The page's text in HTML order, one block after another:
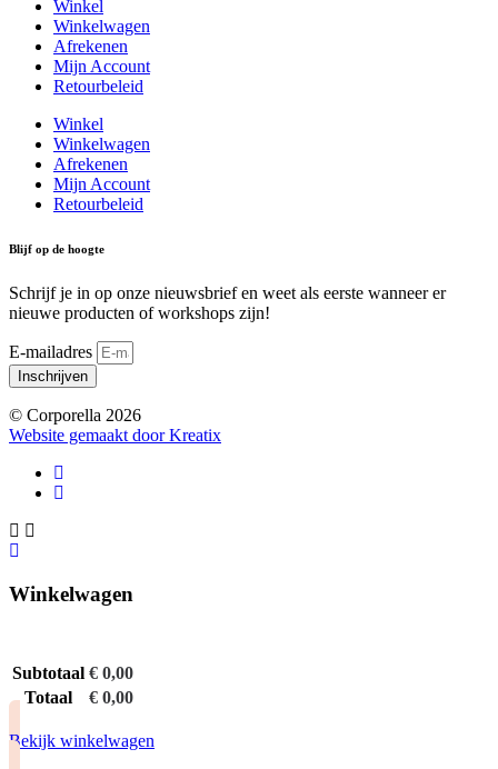
Winkel
Winkelwagen
Afrekenen
Mijn Account
Retourbeleid
Winkel
Winkelwagen
Afrekenen
Mijn Account
Retourbeleid
Blijf op de hoogte
Schrijf je in op onze nieuwsbrief en weet als eerste wanneer er
nieuwe producten of workshops zijn!
E-mailadres
Inschrijven
© Corporella 2026
Website gemaakt door Kreatix
Winkelwagen
Subtotaal € 0,00
Totaal
€ 0,00
Bekijk winkelwagen